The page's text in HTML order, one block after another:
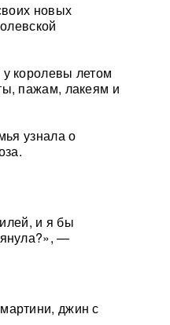
новых
королевы летом
пажам, лакеям и
узнала о
и я бы
—
джин с